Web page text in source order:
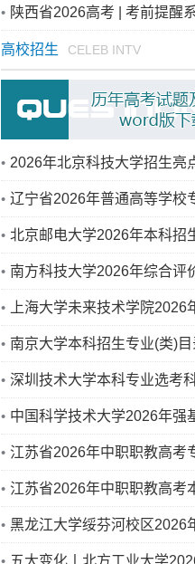
提示
陕西省2026高考 | 考前提醒
高校招生 CELEB INTV
2026年北京科技大学招生亮
辽宁省2026年普通高等学校
招生第二次“征集志愿”录取最
北京邮电大学2026年本科招
南方科技大学2026年综合评
测试通知
上海大学未来技术学院2026
问答
南京大学本科招生专业(类)
年）
深圳技术大学本科专业选考
（2026年）
中国科学技术大学2026年强
笔试通知
江苏省2026年中职职教高考
次院校投档线（按科目组排序
江苏省2026年中职职教高考
求平行志愿院校投档线
黑龙江大学绥芬河校区2026
生五大变化丨北方工业大学